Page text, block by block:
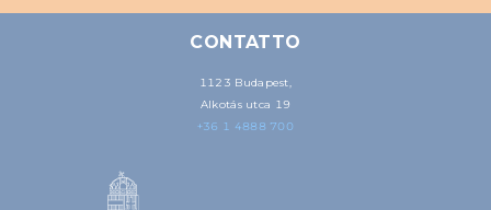
CONTATTO
1123 Budapest,
Alkotás utca 19
+36 1 4888 700